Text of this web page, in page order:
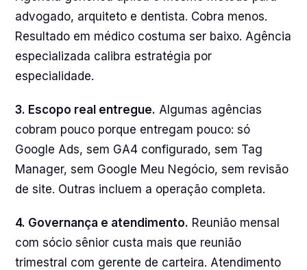
advogado, arquiteto e dentista. Cobra menos.
Resultado em médico costuma ser baixo. Agência
especializada calibra estratégia por
especialidade.
3. Escopo real entregue. Algumas agências
cobram pouco porque entregam pouco: só
Google Ads, sem GA4 configurado, sem Tag
Manager, sem Google Meu Negócio, sem revisão
de site. Outras incluem a operação completa.
4. Governança e atendimento. Reunião mensal
com sócio sênior custa mais que reunião
trimestral com gerente de carteira. Atendimento